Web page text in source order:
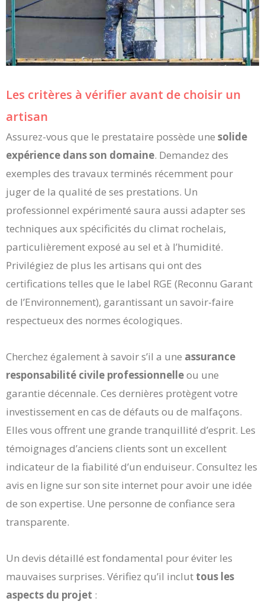
Les critères à vérifier avant de choisir un
artisan
Assurez-vous que le prestataire possède une solide
expérience dans son domaine. Demandez des
exemples des travaux terminés récemment pour
juger de la qualité de ses prestations. Un
professionnel expérimenté saura aussi adapter ses
techniques aux spécificités du climat rochelais,
particulièrement exposé au sel et à l’humidité.
Privilégiez de plus les artisans qui ont des
certifications telles que le label RGE (Reconnu Garant
de l’Environnement), garantissant un savoir-faire
respectueux des normes écologiques.
Cherchez également à savoir s’il a une assurance
responsabilité civile professionnelleou une
garantie décennale. Ces dernières protègent votre
investissement en cas de défauts ou de malfaçons.
Elles vous offrent une grande tranquillité d’esprit. Les
témoignages d’anciens clients sont un excellent
indicateur de la fiabilité d’un enduiseur. Consultez les
avis en ligne sur son site internet pour avoir une idée
de son expertise. Une personne de confiance sera
transparente.
Un devis détaillé est fondamental pour éviter les
mauvaises surprises. Vérifiez qu’il inclut tous les
aspects du projet :